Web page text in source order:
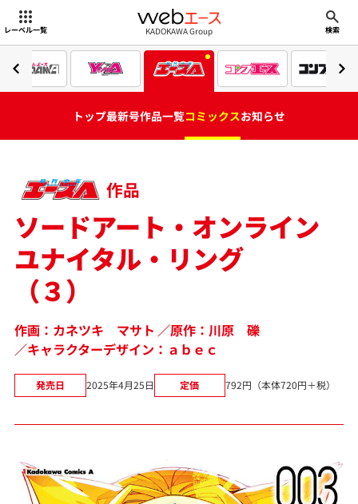
レーベル一覧 webエース
KADOKAWA Group 検索
トップ最新号作品一覧コミックスお知らせ
作品
ソードアート・オンライン
ユナイタル・リング
（３）
作画：カネツキ マサト
原作：川原 礫
キャラクターデザイン：ａｂｅｃ
発売日 2025年4月25日 定価 792円（本体720円＋税）